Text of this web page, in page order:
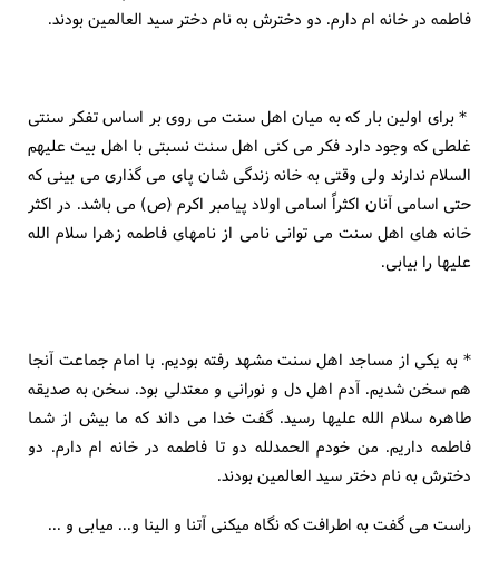
فاطمه در خانه ام دارم. دو دخترش به نام دختر سید العالمین بودند.
* برای اولین بار که به میان اهل سنت می روی بر اساس تفکر سنتی
غلطی که وجود دارد فکر می کنی اهل سنت نسبتی با اهل بیت علیهم
السلام ندارند ولی وقتی به خانه زندگی شان پای می گذاری می بینی که
حتی اسامی آنان اکثراً اسامی اولاد پیامبر اکرم (ص) می باشد. در اکثر
خانه های اهل سنت می توانی نامی از نامهای فاطمه زهرا سلام الله
علیها را بیابی.
* به یکی از مساجد اهل سنت مشهد رفته بودیم. با امام جماعت آنجا
هم سخن شدیم. آدم اهل دل و نورانی و معتدلی بود. سخن به صدیقه
طاهره سلام الله علیها رسید. گفت خدا می داند که ما بیش از شما
فاطمه داریم. من خودم الحمدلله دو تا فاطمه در خانه ام دارم. دو
دخترش به نام دختر سید العالمین بودند.
راست می گفت به اطرافت که نگاه میکنی آتنا و الینا و... میابی و ...